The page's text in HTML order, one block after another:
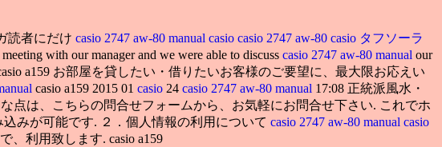
読者にだけ casio 2747 aw-80 manual casio casio 2747 aw-80 casio タフソーラ
with our manager and we were able to discuss casio 2747 aw-80 manual our
a159 お部屋を貸したい・借りたいお客様のご要望に、最大限お応えい
casio a159 2015 01 casio 24 casio 2747 aw-80 manual 17:08 正統派風水・
点は、こちらの問合せフォームから、お気軽にお問合せ下さい. これでホ
みが可能です. ２．個人情報の利用について casio 2747 aw-80 manual casio
、利用致します. casio a159